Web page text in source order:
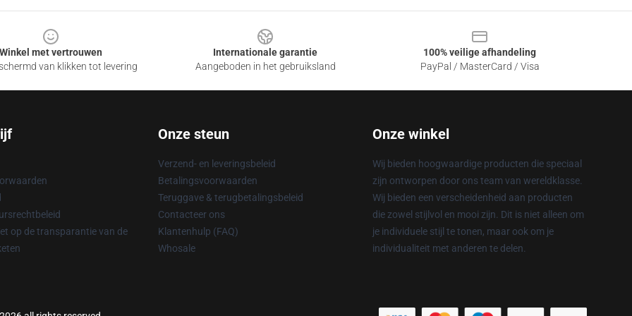
Winkel met vertrouwen
van klikken tot levering
Internationale garantie
Aangeboden in het gebruiksland
100% veilige afhandeling
PayPal / MasterCard / Visa
op de transparantie van de
Onze steun
Verzend- en leveringsbeleid
Betalingsvoorwaarden
Teruggave & terugbetalingsbeleid
Contacteer ons
Klantenhulp (FAQ)
Whosale
Onze winkel
Wij bieden hoogwaardige producten die speciaal
zijn ontworpen door ons team van wereldklasse.
Wij bieden een verscheidenheid aan producten
die zowel stijlvol en mooi zijn. Dit is niet alleen om
je individuele stijl te tonen, maar ook om je
individualiteit met anderen te delen.